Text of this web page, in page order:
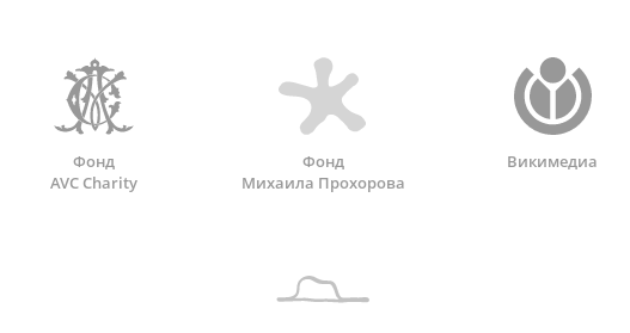
Фонд
AVC Charity
Фонд
Михаила Прохорова
Викимедиа